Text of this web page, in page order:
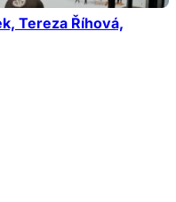
Tereza Říhová,